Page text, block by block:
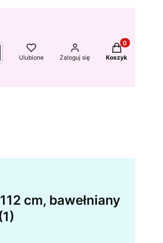
Ulubione Zaloguj się
Produkty w
Koszyk
cm, bawełniany